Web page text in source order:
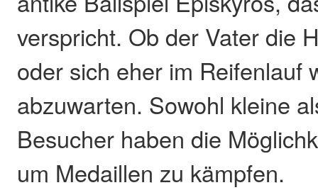
verspricht. Ob der Vater die
oder sich eher im Reifenlauf
abzuwarten. Sowohl kleine
Besucher haben die
um Medaillen zu kämpfen.